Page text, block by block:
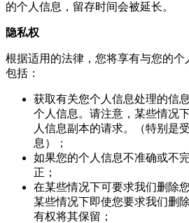
的个人信息，留存时间会被延长。
隐私权
根据适用的法律，您将享有与您的个
包括：
获取有关您个人信息处理的信
个人信息。请注意，某些情况
人信息副本的请求。（特别是
息）；
如果您的个人信息不准确或不
正；
在某些情况下可要求我们删除
某些情况下即使您要求我们删
有权将其保留；